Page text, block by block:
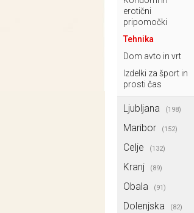
erotični
pripomočki
Tehnika
Dom avto in vrt
Izdelki za šport in
prosti čas
Ljubljana (198)
Maribor (152)
Celje (132)
Kranj (89)
Obala (91)
Dolenjska (82)